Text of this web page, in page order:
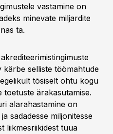
vastamine on
minevate miljardite
ta.
kärbe selliste töömahtude
tõsiselt ohtu kogu
toetuste ärakasutamise.
alarahastamine on
sadadesse miljonitesse
liikmesriikidest tuua